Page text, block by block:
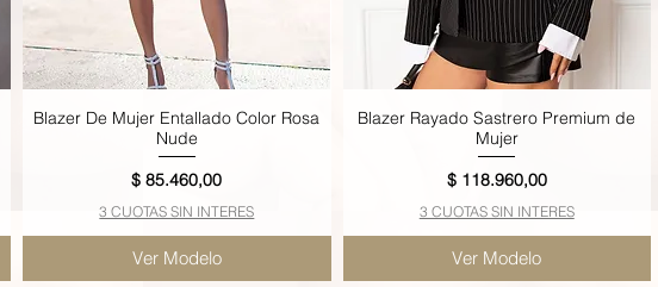
Vista rápida
Blazer De Mujer Entallado Color Rosa
Nude
Precio
$ 85.460,00
3 CUOTAS SIN INTERES
Ver Modelo
Vista rápida
Blazer Rayado Sastrero Premium de
Mujer
Precio
$ 118.960,00
3 CUOTAS SIN INTERES
Ver Modelo